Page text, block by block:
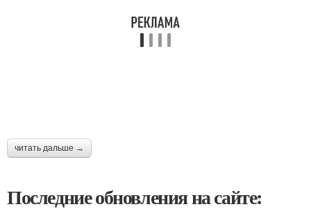
читать дальше →
Последние обновления на сайте: